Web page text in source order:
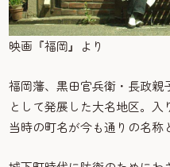
映画『福岡』より
福岡藩、黒田官兵衛・長政
として発展した大名地区。
当時の町名が今も通りの名称